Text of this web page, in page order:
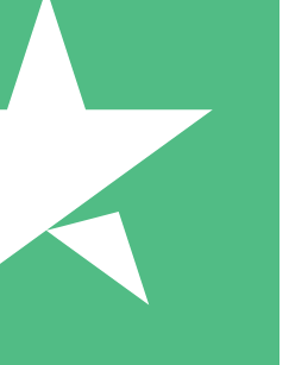
Individuais
créditos de download. Sem
1000